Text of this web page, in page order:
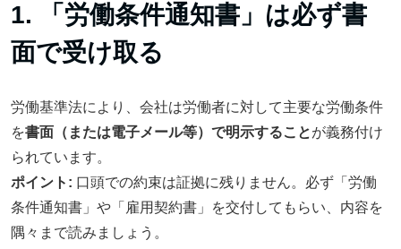
1. 「労働条件通知書」は必ず書
面で受け取る
労働基準法により、会社は労働者に対して主要な労働条件
を書面（または電子メール等）で明示することが義務付け
られています。
ポイント: 口頭での約束は証拠に残りません。必ず「労働
条件通知書」や「雇用契約書」を交付してもらい、内容を
隅々まで読みましょう。